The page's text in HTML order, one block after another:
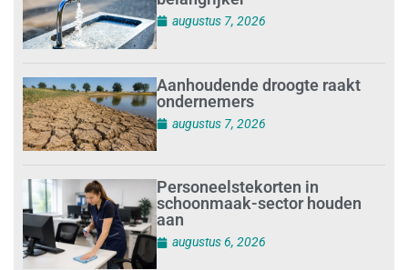
augustus 7, 2026
Aanhoudende droogte raakt
ondernemers
augustus 7, 2026
Personeelstekorten in
schoonmaak-sector houden
aan
augustus 6, 2026